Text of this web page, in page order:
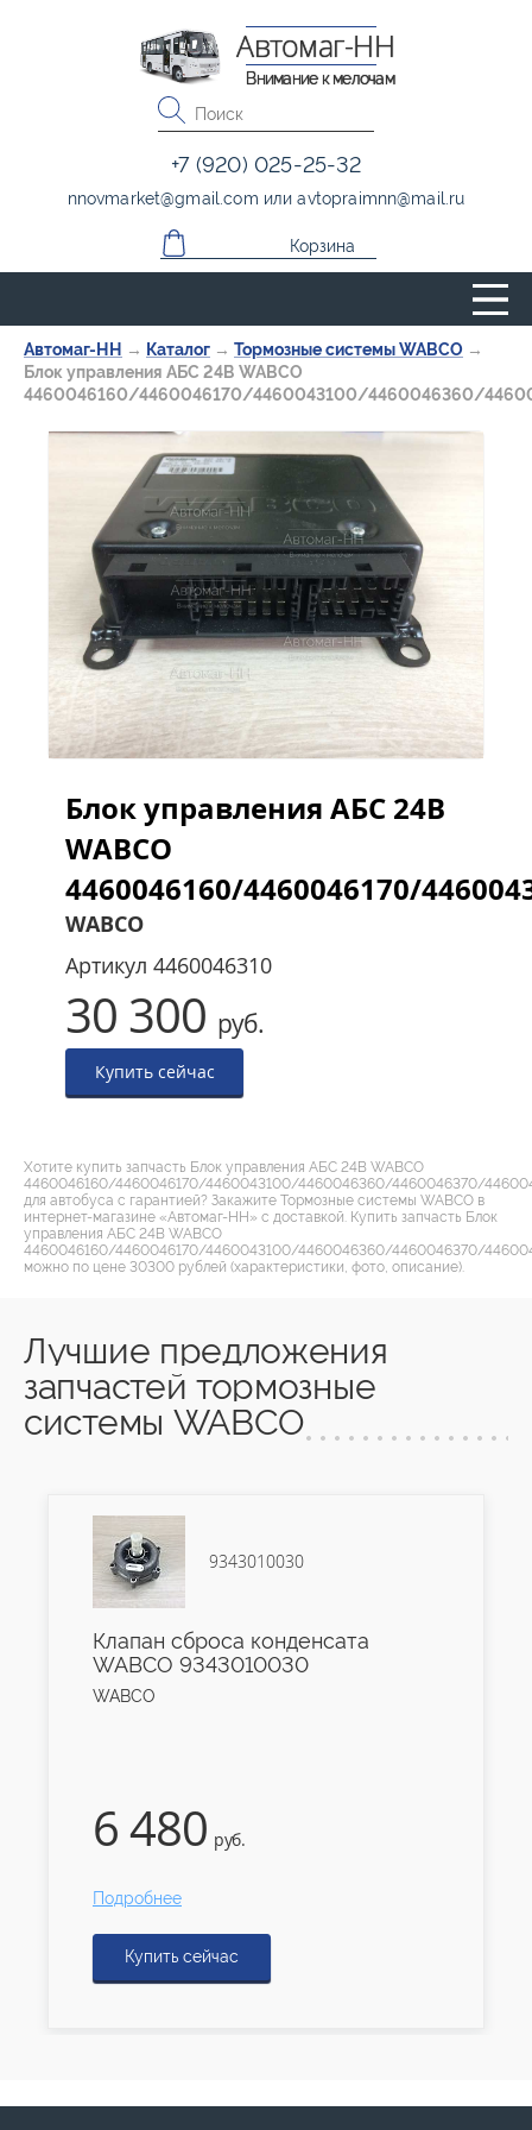
Автомаг-НН → Каталог → Тормозные системы WABCO →
Блок управления АБС 24В WABCO
4460046160/4460046170/4460043100/4460046360/
Блок управления АБС 24В
WABCO
4460046160/4460046170/
WABCO
Артикул 4460046310
30 300 руб.
Купить сейчас
Хотите купить запчасть Блок управления АБС 24В WABCO
4460046160/4460046170/4460043100/4460046360/4460046370/
для автобуса с гарантией? Закажите Тормозные системы WABCO в
интернет-магазине «Автомаг-НН» с доставкой. Купить запчасть Блок
управления АБС 24В WABCO
4460046160/4460046170/4460043100/4460046360/4460046370/
можно по цене 30300 рублей (характеристики, фото, описание).
Лучшие предложения
запчастей тормозные
системы WABCO
9343010030
Клапан сброса конденсата
WABCO 9343010030
WABCO
6 480 руб.
Подробнее
Купить сейчас
Автомаг-НН
Внимание к мелочам
+7 (920) 025-25-32
nnovmarket@gmail.com илиavtopraimnn@mail.ru
Корзина